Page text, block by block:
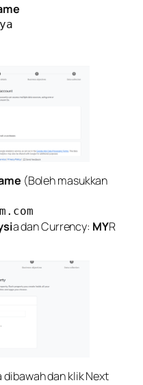
(Boleh masukkan
a dan Currency: MYR
dan klik Next